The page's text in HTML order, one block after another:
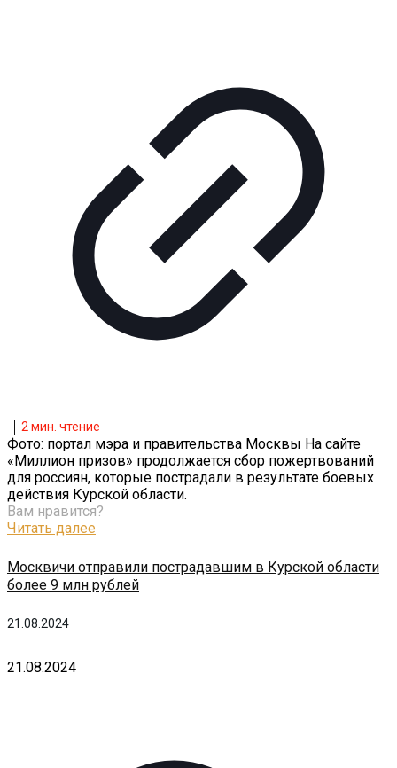
21.08.2024
Москвичи отправили пострадавшим в Курской области
более 9 млн рублей
2мин. чтение
Фото: портал мэра и правительства Москвы На сайте
«Миллион призов» продолжается сбор пожертвований
для россиян, которые пострадали в результате боевых
действия Курской области.
Вам нравится?
Читать далее
21.08.2024